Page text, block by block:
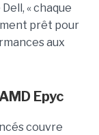
« chaque
prêt pour
aux
Epyc
couvre